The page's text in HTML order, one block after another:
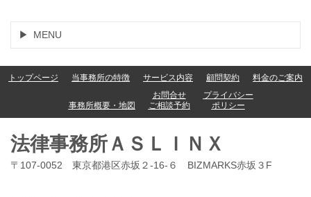
MENU
トップページ 当事務所の特徴 サービス内容 顧問契約 料金のご案内
事務所概要・地図
お問合せ
ご相談予約
プライバシー
ポリシー
法律事務所ＡＳＬＩＮＸ
〒107-0052 東京都港区赤坂２-16-６ BIZMARKS赤坂３F